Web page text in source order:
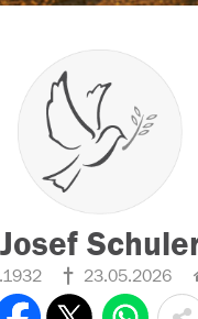
Josef
23.05.2026